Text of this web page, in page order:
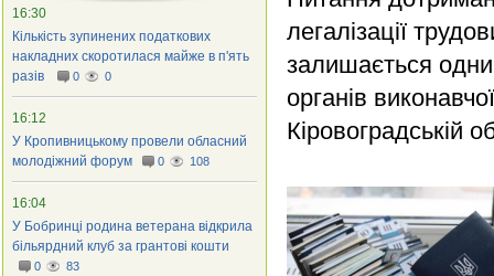
легалізації
залишається
органів
Кіровоградській
16:30
Кількість зупинених податкових
накладних скоротилася майже в п'ять
разів
0 0
16:12
У Кропивницькому провели обласний
молодіжний форум
0 108
16:04
У Бобринці родина ветерана відкрила
більярдний клуб за грантові кошти
0 83